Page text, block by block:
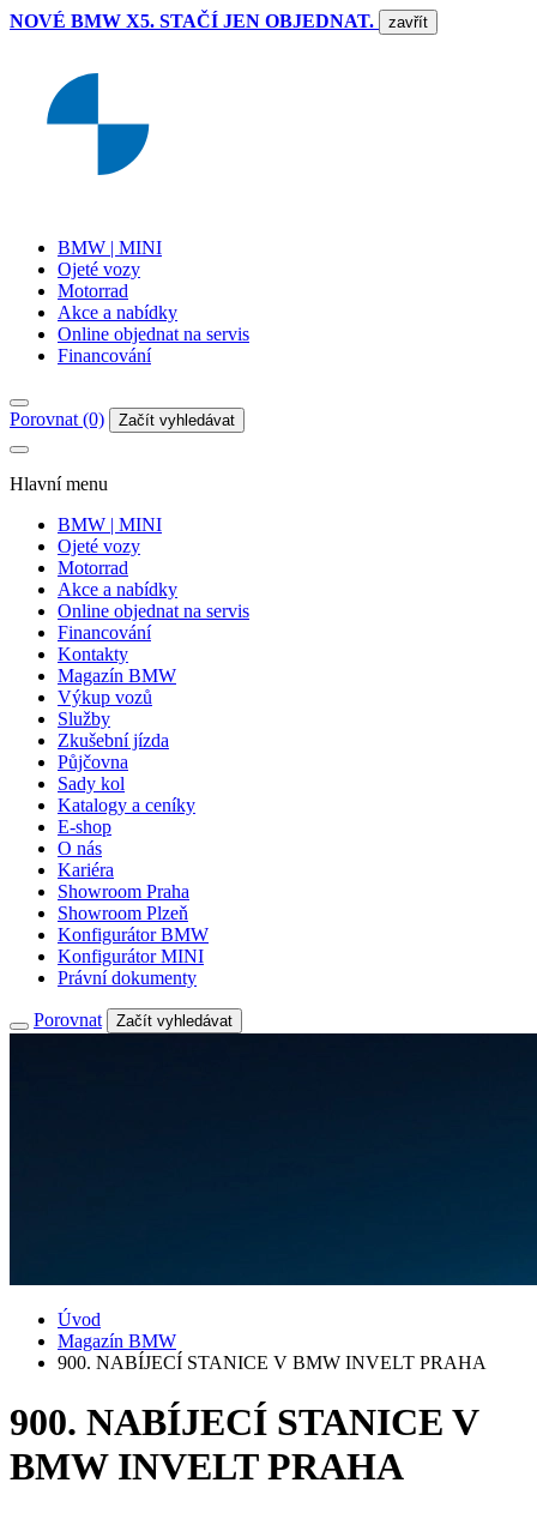
NOVÉ BMW X5. STAČÍ JEN OBJEDNAT. zavřít
BMW | MINI
Ojeté vozy
Motorrad
Akce a nabídky
Online objednat na servis
Financování
Porovnat (0) Začít vyhledávat
Hlavní menu
BMW | MINI
Ojeté vozy
Motorrad
Akce a nabídky
Online objednat na servis
Financování
Kontakty
Magazín BMW
Výkup vozů
Služby
Zkušební jízda
Půjčovna
Sady kol
Katalogy a ceníky
E-shop
O nás
Kariéra
Showroom Praha
Showroom Plzeň
Konfigurátor BMW
Konfigurátor MINI
Právní dokumenty
Porovnat Začít vyhledávat
Úvod
Magazín BMW
900. NABÍJECÍ STANICE V BMW INVELT PRAHA
900. NABÍJECÍ STANICE V
BMW INVELT PRAHA